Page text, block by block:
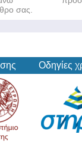
σας.
Οδηγίες